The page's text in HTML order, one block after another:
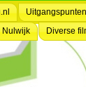
Nulwijk Diverse